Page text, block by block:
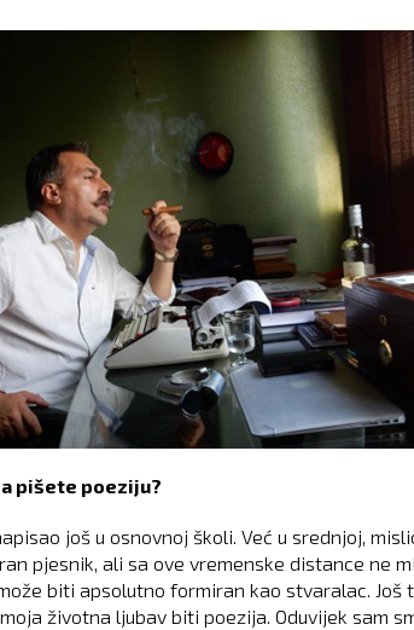
pišete poeziju?
još u osnovnoj školi. Već u srednjoj,
pjesnik, ali sa ove vremenske distance ne
biti apsolutno formiran kao stvaralac. Još
životna ljubav biti poezija. Oduvijek sam